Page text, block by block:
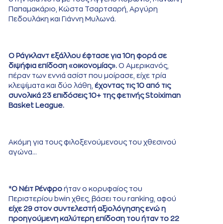
Παπαμακάριο, Κώστα Τσαρτσαρή, Αργύρη
Πεδουλάκη και Γιάννη Μυλωνά.
Ο Ράγκλαντ εξάλλου έφτασε για 10η φορά σε
διψήφια επίδοση «οικονομίας». Ο Αμερικανός,
πέραν των εννιά ασίστ που μοίρασε, είχε τρία
κλεψίματα και δύο λάθη, έχοντας τις 10 από τις
συνολικά 23 επιδόσεις 10+ της φετινής Stoiximan
Basket League.
Ακόμη για τους φιλοξενούμενους του χθεσινού
αγώνα…
*Ο Νέιτ Ρένφρο ήταν ο κορυφαίος του
Περιστερίου bwin χθες, βάσει του ranking, αφού
είχε 29 στον συντελεστή αξιολόγησης ενώ η
προηγούμενη καλύτερη επίδοση του ήταν το 22